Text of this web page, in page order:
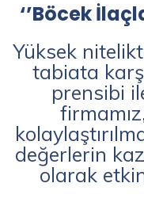
‘’Böcek
Yüksek
tabiata
prensibi
değerlerin
olarak